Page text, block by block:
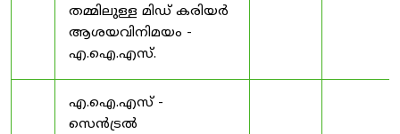
തമ്മിലുള്ള മിഡ് കരിയർ
ആശയവിനിമയം -
എ.ഐ.എസ്.
എ.ഐ.എസ് -
സെൻട്രൽ